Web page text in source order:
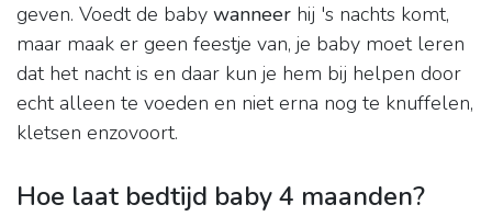
geven. Voedt de baby wanneer hij 's nachts komt,
maar maak er geen feestje van, je baby moet leren
dat het nacht is en daar kun je hem bij helpen door
echt alleen te voeden en niet erna nog te knuffelen,
kletsen enzovoort.
Hoe laat bedtijd baby 4 maanden?